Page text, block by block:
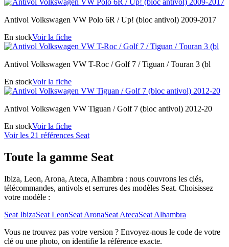
Antivol Volkswagen VW Polo 6R / Up! (bloc antivol) 2009-2017
En stockVoir la fiche
Antivol Volkswagen VW T-Roc / Golf 7 / Tiguan / Touran 3 (bl
En stockVoir la fiche
Antivol Volkswagen VW Tiguan / Golf 7 (bloc antivol) 2012-20
En stockVoir la fiche
Voir les 21 références Seat
Toute la gamme Seat
Ibiza, Leon, Arona, Ateca, Alhambra : nous couvrons les clés,
télécommandes, antivols et serrures des modèles Seat. Choisissez
votre modèle :
Seat IbizaSeat LeonSeat AronaSeat AtecaSeat Alhambra
Vous ne trouvez pas votre version ? Envoyez-nous le code de votre
clé ou une photo, on identifie la référence exacte.